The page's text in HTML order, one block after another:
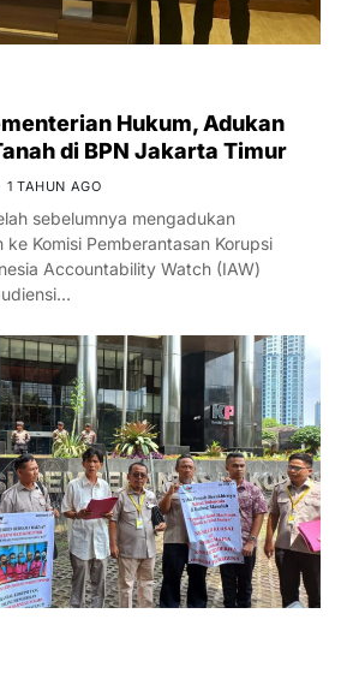
Hukum, Adukan
di BPN Jakarta Timur
1 TAHUN AGO
sebelumnya mengadukan
ke Komisi Pemberantasan Korupsi
Accountability Watch (IAW)